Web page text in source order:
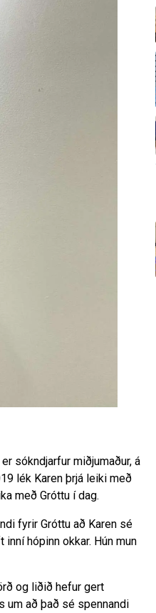
sókndjarfur miðjumaður, á
lék Karen þrjá leiki með
með Gróttu í dag.
fyrir Gróttu að Karen sé
hópinn okkar. Hún mun
og liðið hefur gert
um að það sé spennandi